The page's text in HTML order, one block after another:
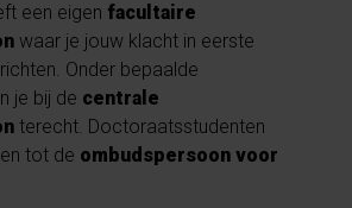
een eigen facultaire
waar je jouw klacht in eerste
Onder bepaalde
je bij de centrale
terecht. Doctoraatsstudenten
tot de ombudspersoon voor